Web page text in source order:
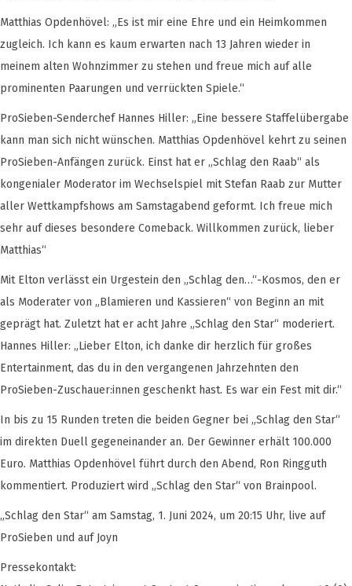
Matthias Opdenhövel: „Es ist mir eine Ehre und ein Heimkommen
zugleich. Ich kann es kaum erwarten nach 13 Jahren wieder in
meinem alten Wohnzimmer zu stehen und freue mich auf alle
prominenten Paarungen und verrückten Spiele.“
ProSieben-Senderchef Hannes Hiller: „Eine bessere Staffelübergabe
kann man sich nicht wünschen. Matthias Opdenhövel kehrt zu seinen
ProSieben-Anfängen zurück. Einst hat er „Schlag den Raab“ als
kongenialer Moderator im Wechselspiel mit Stefan Raab zur Mutter
aller Wettkampfshows am Samstagabend geformt. Ich freue mich
sehr auf dieses besondere Comeback. Willkommen zurück, lieber
Matthias“
Mit Elton verlässt ein Urgestein den „Schlag den…“-Kosmos, den er
als Moderater von „Blamieren und Kassieren“ von Beginn an mit
geprägt hat. Zuletzt hat er acht Jahre „Schlag den Star“ moderiert.
Hannes Hiller: „Lieber Elton, ich danke dir herzlich für großes
Entertainment, das du in den vergangenen Jahrzehnten den
ProSieben-Zuschauer:innen geschenkt hast. Es war ein Fest mit dir.“
In bis zu 15 Runden treten die beiden Gegner bei „Schlag den Star“
im direkten Duell gegeneinander an. Der Gewinner erhält 100.000
Euro. Matthias Opdenhövel führt durch den Abend, Ron Ringguth
kommentiert. Produziert wird „Schlag den Star“ von Brainpool.
„Schlag den Star“ am Samstag, 1. Juni 2024, um 20:15 Uhr, live auf
ProSieben und auf Joyn
Pressekontakt: